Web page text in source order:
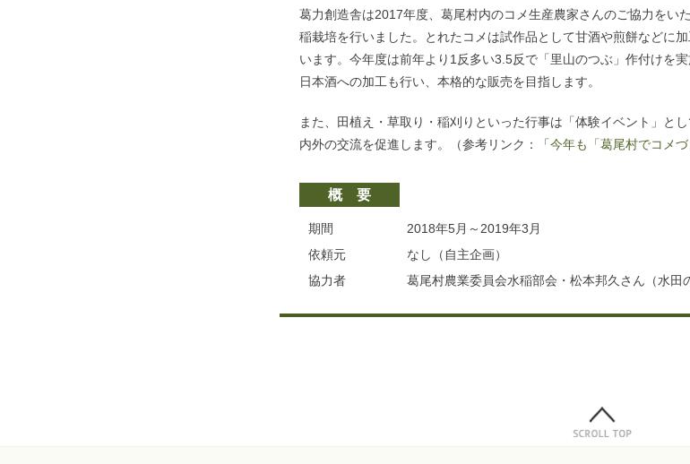
葛力創造舎は2017年度、葛尾村内のコメ生産農家さんのご協力をい
稲栽培を行いました。とれたコメは試作品として甘酒や煎餅などに
います。今年度は前年より1反多い3.5反で「里山のつぶ」作付けを
日本酒への加工も行い、本格的な販売を目指します。
また、田植え・草取り・稲刈りといった行事は「体験イベント」と
内外の交流を促進します。（参考リンク：「今年も「葛尾村でコメ
概要
期間
2018年5月～2019年3月
依頼元
なし（自主企画）
協力者
葛尾村農業委員会水稲部会・松本邦久さん（水田